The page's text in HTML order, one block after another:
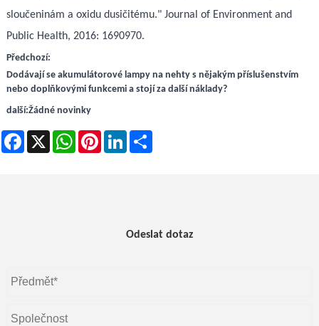
sloučeninám a oxidu dusičitému." Journal of Environment and
Public Health, 2016: 1690970.
Předchozí:
Dodávají se akumulátorové lampy na nehty s nějakým příslušenstvím
nebo doplňkovými funkcemi a stojí za další náklady?
další:Žádné novinky
Facebook
X WhatsAppPinterestLinkedIn
Odeslat dotaz